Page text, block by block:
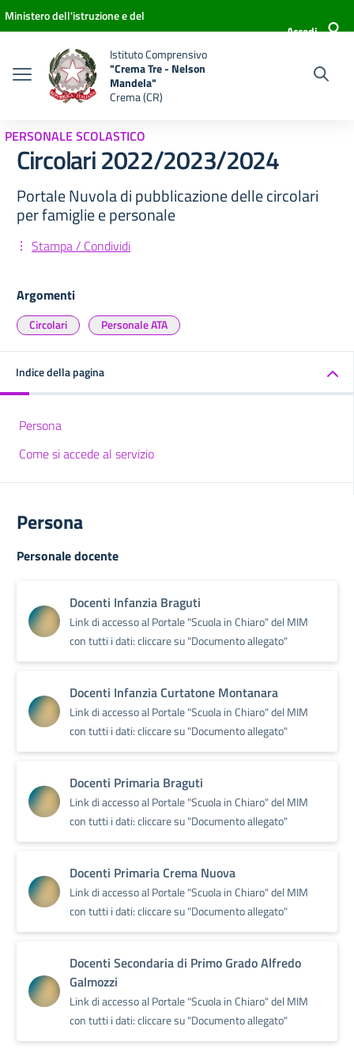
Vai ai contenuti
Vai al menu di navigazione
Vai al footer
Ministero dell'istruzione e del
Accedi
Istituto Comprensivo
"Crema Tre - Nelson
Mandela"
Crema (CR)
PERSONALE SCOLASTICO
Circolari 2022/2023/2024
Portale Nuvola di pubblicazione delle circolari
per famiglie e personale
Stampa / Condividi
Argomenti
Circolari Personale ATA
Indice della pagina
Persona
Come si accede al servizio
Persona
Personale docente
Docenti Infanzia Braguti
Link di accesso al Portale "Scuola in Chiaro" del MIM
con tutti i dati: cliccare su "Documento allegato"
Docenti Infanzia Curtatone Montanara
Link di accesso al Portale "Scuola in Chiaro" del MIM
con tutti i dati: cliccare su "Documento allegato"
Docenti Primaria Braguti
Link di accesso al Portale "Scuola in Chiaro" del MIM
con tutti i dati: cliccare su "Documento allegato"
Docenti Primaria Crema Nuova
Link di accesso al Portale "Scuola in Chiaro" del MIM
con tutti i dati: cliccare su "Documento allegato"
Docenti Secondaria di Primo Grado Alfredo
Galmozzi
Link di accesso al Portale "Scuola in Chiaro" del MIM
con tutti i dati: cliccare su "Documento allegato"